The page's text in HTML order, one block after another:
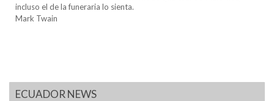
incluso el de la funeraria lo sienta.
Mark Twain
ECUADOR NEWS